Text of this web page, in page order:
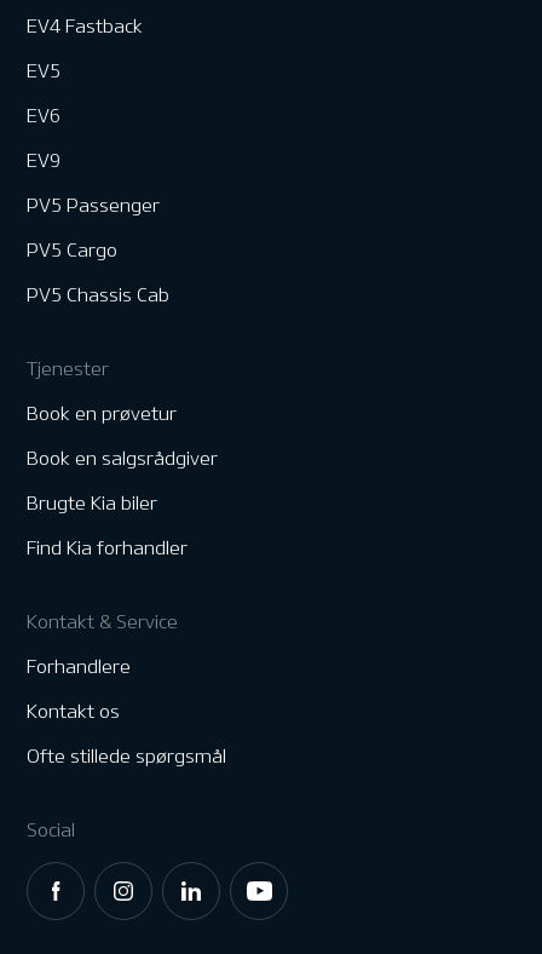
EV4 Fastback
EV5
EV6
EV9
PV5 Passenger
PV5 Cargo
PV5 Chassis Cab
Tjenester
Book en prøvetur
Book en salgsrådgiver
Brugte Kia biler
Find Kia forhandler
Kontakt & Service
Forhandlere
Kontakt os
Ofte stillede spørgsmål
Social